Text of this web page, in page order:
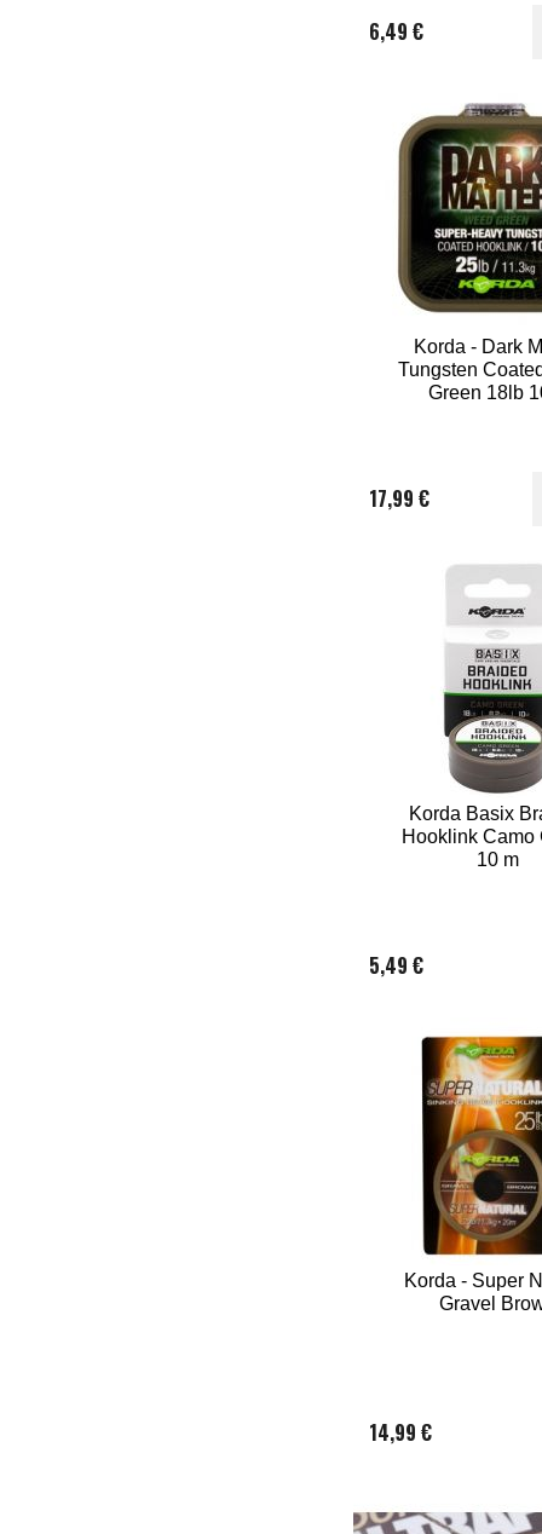
6,49 €
Korda - Dark
Tungsten
Green 18lb
17,99 €
Korda Basix
Hooklink Camo
10 m
5,49 €
Korda - Super
Gravel
14,99 €